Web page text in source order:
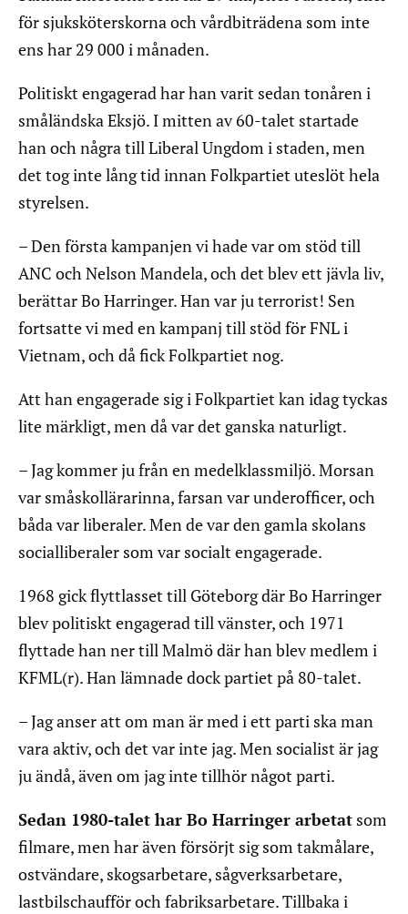
för sjuksköterskorna och vårdbiträdena som inte
ens har 29 000 i månaden.
Politiskt engagerad har han varit sedan tonåren i
småländska Eksjö. I mitten av 60-talet startade
han och några till Liberal Ungdom i staden, men
det tog inte lång tid innan Folkpartiet uteslöt hela
styrelsen.
– Den första kampanjen vi hade var om stöd till
ANC och Nelson Mandela, och det blev ett jävla liv,
berättar Bo Harringer. Han var ju terrorist! Sen
fortsatte vi med en kampanj till stöd för FNL i
Vietnam, och då fick Folkpartiet nog.
Att han engagerade sig i Folkpartiet kan idag tyckas
lite märkligt, men då var det ganska naturligt.
– Jag kommer ju från en medelklassmiljö. Morsan
var småskollärarinna, farsan var underofficer, och
båda var liberaler. Men de var den gamla skolans
socialliberaler som var socialt engagerade.
1968 gick flyttlasset till Göteborg där Bo Harringer
blev politiskt engagerad till vänster, och 1971
flyttade han ner till Malmö där han blev medlem i
KFML(r). Han lämnade dock partiet på 80-talet.
– Jag anser att om man är med i ett parti ska man
vara aktiv, och det var inte jag. Men socialist är jag
ju ändå, även om jag inte tillhör något parti.
Sedan 1980-talet har Bo Harringer arbetat som
filmare, men har även försörjt sig som takmålare,
ostvändare, skogsarbetare, sågverksarbetare,
lastbilschaufför och fabriksarbetare. Tillbaka i